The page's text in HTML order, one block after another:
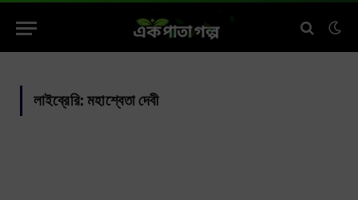
লাইব্রেরি:মহাশ্বেতা দেবী